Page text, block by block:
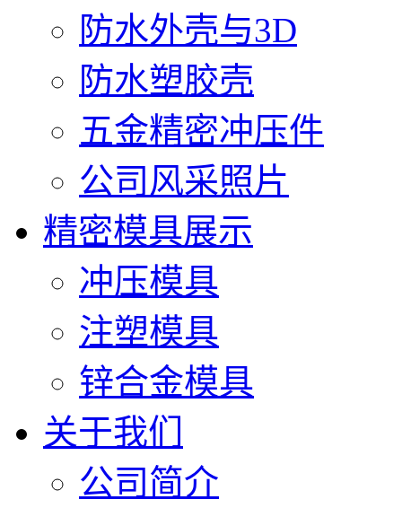
防水外壳与3D
防水塑胶壳
五金精密冲压件
公司风采照片
精密模具展示
冲压模具
注塑模具
锌合金模具
关于我们
公司简介